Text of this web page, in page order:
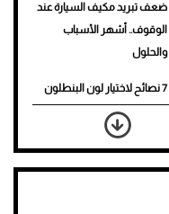
ضعف تبريد مكيف السيارة عند
الوقوف.. أشهر الأسباب
والحلول
7 نصائح لاختيار لون البنطلون
المناسب للقميص الأسود
نرى المستقبل من خلال
تصميماتنا.. كيف حجزت 1886